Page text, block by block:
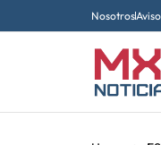
Nosotros